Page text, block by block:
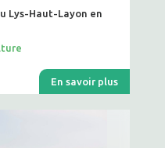
Lys-Haut-Layon en
En savoir plus